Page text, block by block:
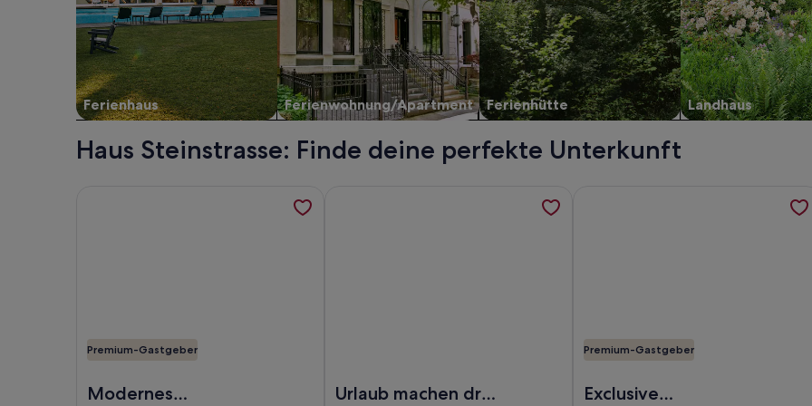
Ferienhaus Ferienwohnung/Apartment Ferienhütte Landhaus
Haus Steinstrasse: Finde deine perfekte Unterkunft
Premium-Gastgeber
Modernes
Urlaub machen drei
Premium-Gastgeber
Exclusive